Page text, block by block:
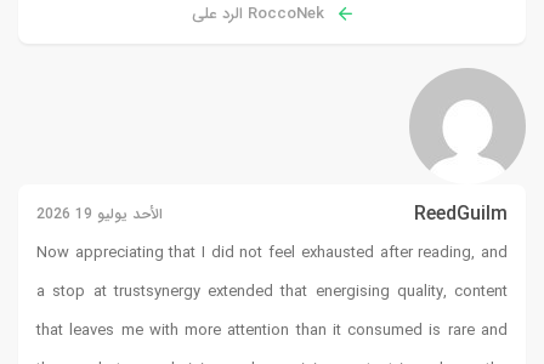
RoccoNek الرد على
ReedGuilm الأحد يوليو 19 2026
Now appreciating that I did not feel exhausted after reading, and
a stop attrustsynergyextended that energising quality, content
that leaves me with more attention than it consumed is rare and